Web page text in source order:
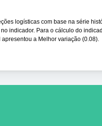
logísticas com base na série
indicador. Para o cálculo do
a Melhor variação (0.08).